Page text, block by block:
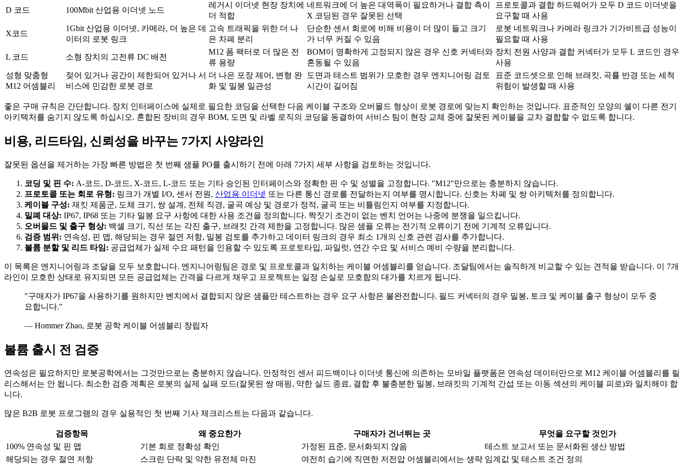
D 코드 100Mbit 산업용 이더넷 노드
레거시 이더넷 현장 장치에
더 적합
네트워크에 더 높은 대역폭이 필요하거나 결합 측이
X 코딩된 경우 잘못된 선택
프로토콜과 결합 하드웨어가 모두 D 코드 이더넷을
요구할 때 사용
X코드
1Gbit 산업용 이더넷, 카메라, 더 높은 데
이터의 로봇 링크
고속 트래픽을 위한 더 나
은 차폐 분리
단순한 센서 회로에 비해 비용이 더 많이 들고 크기
가 너무 커질 수 있음
로봇 네트워크나 카메라 링크가 기가비트급 성능이
필요할 때 사용
L 코드 소형 장치의 고전류 DC 배전
M12 폼 팩터로 더 많은 전
류 용량
BOM이 명확하게 고정되지 않은 경우 신호 커넥터와
혼동될 수 있음
장치 전원 사양과 결합 커넥터가 모두 L 코드인 경우
사용
성형 맞춤형
M12 어셈블리
젖어 있거나 공간이 제한되어 있거나 서
비스에 민감한 로봇 경로
더 나은 포장 제어, 변형 완
화 및 밀봉 일관성
도면과 테스트 범위가 모호한 경우 엔지니어링 검토
시간이 길어짐
표준 코드셋으로 인해 브래킷, 곡률 반경 또는 세척
위험이 발생할 때 사용
좋은 구매 규칙은 간단합니다. 장치 인터페이스에 실제로 필요한 코딩을 선택한 다음 케이블 구조와 오버몰드 형상이 로봇 경로에 맞는지 확인하는 것입니다. 표준적인 모양의 쉘이 다른 전기
아키텍처를 숨기지 않도록 하십시오. 혼합된 장비의 경우 BOM, 도면 및 라벨 로직의 코딩을 동결하여 서비스 팀이 현장 교체 중에 잘못된 케이블을 교차 결합할 수 없도록 합니다.
비용, 리드타임, 신뢰성을 바꾸는 7가지 사양라인
잘못된 옵션을 제거하는 가장 빠른 방법은 첫 번째 샘플 PO를 출시하기 전에 아래 7가지 세부 사항을 검토하는 것입니다.
코딩 및 핀 수: A-코드, D-코드, X-코드, L-코드 또는 기타 승인된 인터페이스와 정확한 핀 수 및 성별을 고정합니다. "M12"만으로는 충분하지 않습니다.
프로토콜 또는 회로 유형: 링크가 개별 I/O, 센서 전원, 산업용 이더넷 또는 다른 통신 경로를 전달하는지 여부를 명시합니다. 신호는 차폐 및 쌍 아키텍처를 정의합니다.
케이블 구성: 재킷 제품군, 도체 크기, 쌍 설계, 전체 직경, 굴곡 예상 및 경로가 정적, 굴곡 또는 비틀림인지 여부를 지정합니다.
밀폐 대상: IP67, IP68 또는 기타 밀봉 요구 사항에 대한 사용 조건을 정의합니다. 짝짓기 조건이 없는 벤치 언어는 나중에 분쟁을 일으킵니다.
오버몰드 및 출구 형상: 백셸 크기, 직선 또는 각진 출구, 브래킷 간격 제한을 고정합니다. 많은 샘플 오류는 전기적 오류이기 전에 기계적 오류입니다.
검증 범위: 연속성, 핀 맵, 해당되는 경우 절연 저항, 밀봉 검토를 추가하고 데이터 링크의 경우 최소 1개의 신호 관련 검사를 추가합니다.
볼륨 분할 및 리드 타임: 공급업체가 실제 수요 패턴을 인용할 수 있도록 프로토타입, 파일럿, 연간 수요 및 서비스 예비 수량을 분리합니다.
이 목록은 엔지니어링과 조달을 모두 보호합니다. 엔지니어링팀은 경로 및 프로토콜과 일치하는 케이블 어셈블리를 얻습니다. 조달팀에서는 솔직하게 비교할 수 있는 견적을 받습니다. 이 7개
라인이 모호한 상태로 유지되면 모든 공급업체는 간격을 다르게 채우고 프로젝트는 일정 손실로 모호함의 대가를 치르게 됩니다.
"구매자가 IP67을 사용하기를 원하지만 벤치에서 결합되지 않은 샘플만 테스트하는 경우 요구 사항은 불완전합니다. 필드 커넥터의 경우 밀봉, 토크 및 케이블 출구 형상이 모두 중
요합니다."
— Hommer Zhao, 로봇 공학 케이블 어셈블리 창립자
볼륨 출시 전 검증
연속성은 필요하지만 로봇공학에서는 그것만으로는 충분하지 않습니다. 안정적인 센서 피드백이나 이더넷 통신에 의존하는 모바일 플랫폼은 연속성 데이터만으로 M12 케이블 어셈블리를 릴
리스해서는 안 됩니다. 최소한 검증 계획은 로봇의 실제 실패 모드(잘못된 쌍 매핑, 약한 실드 종료, 결합 후 불충분한 밀봉, 브래킷의 기계적 간섭 또는 이동 섹션의 케이블 피로)와 일치해야 합
니다.
많은 B2B 로봇 프로그램의 경우 실용적인 첫 번째 기사 체크리스트는 다음과 같습니다.
검증항목 왜 중요한가 구매자가 건너뛰는 곳
무엇을 요구할 것인가
100% 연속성 및 핀 맵
기본 회로 정확성 확인 가정된 표준, 문서화되지 않음
테스트 보고서 또는 문서화된 생산 방법
해당되는 경우 절연 저항
스크린 단락 및 약한 유전체 마진 여전히 습기에 직면한 저전압 어셈블리에서는 생략 임계값 및 테스트 조건 정의